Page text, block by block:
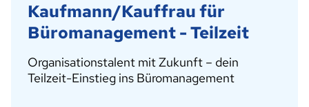
Kaufmann/Kauffrau für
Büromanagement - Teilzeit
Organisationstalent mit Zukunft – dein
Teilzeit-Einstieg ins Büromanagement